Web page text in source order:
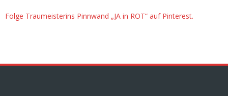
Folge Traumeisterins Pinnwand „JA in ROT“ auf Pinterest.